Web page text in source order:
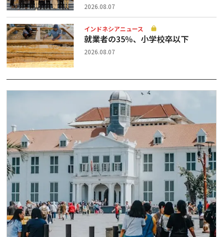
2026.08.07
インドネシアニュース
就業者の35％、小学校卒以下
2026.08.07